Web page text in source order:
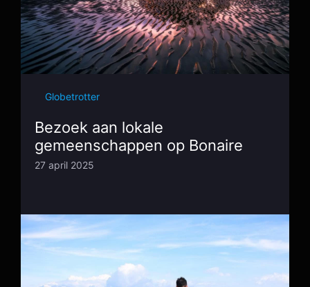
Globetrotter
Bezoek aan lokale
gemeenschappen op Bonaire
27 april 2025